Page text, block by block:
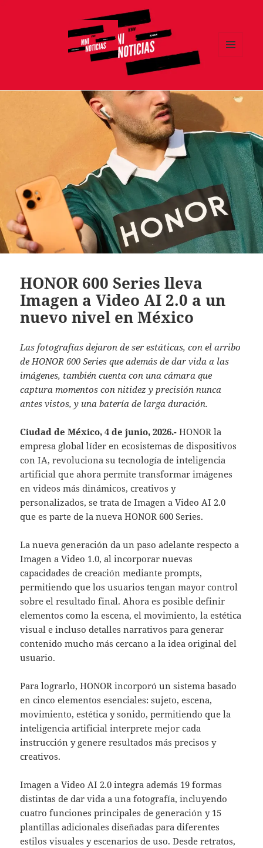
HONOR 600 Series lleva
Imagen a Video AI 2.0 a un
nuevo nivel en México
Las fotografías dejaron de ser estáticas, con el arribo
de HONOR 600 Series que además de dar vida a las
imágenes, también cuenta con una cámara que
captura momentos con nitidez y precisión nunca
antes vistos, y una batería de larga duración.
Ciudad de México, 4 de junio, 2026.-HONOR la
empresa global líder en ecosistemas de dispositivos
con IA, revoluciona su tecnología de inteligencia
artificial que ahora permite transformar imágenes
en videos más dinámicos, creativos y
personalizados, se trata de Imagen a Video AI 2.0
que es parte de la nueva HONOR 600 Series.
La nueva generación da un paso adelante respecto a
Imagen a Video 1.0, al incorporar nuevas
capacidades de creación mediante prompts,
permitiendo que los usuarios tengan mayor control
sobre el resultado final. Ahora es posible definir
elementos como la escena, el movimiento, la estética
visual e incluso detalles narrativos para generar
contenido mucho más cercano a la idea original del
usuario.
Para lograrlo, HONOR incorporó un sistema basado
en cinco elementos esenciales: sujeto, escena,
movimiento, estética y sonido, permitiendo que la
inteligencia artificial interprete mejor cada
instrucción y genere resultados más precisos y
creativos.
Imagen a Video AI 2.0 integra además 19 formas
distintas de dar vida a una fotografía, incluyendo
cuatro funciones principales de generación y 15
plantillas adicionales diseñadas para diferentes
estilos visuales y escenarios de uso. Desde retratos,